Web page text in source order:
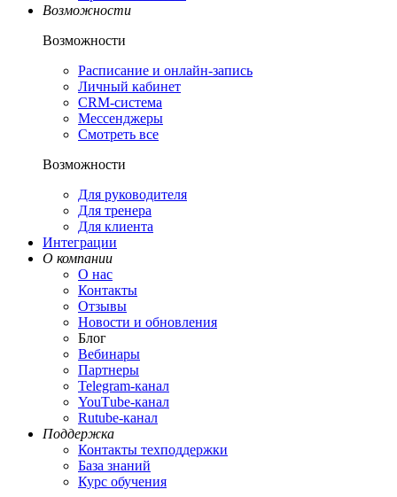
Возможности
Возможности
Расписание и онлайн-запись
Личный кабинет
CRM-система
Мессенджеры
Смотреть все
Возможности
Для руководителя
Для тренера
Для клиента
Интеграции
О компании
О нас
Контакты
Отзывы
Новости и обновления
Блог
Вебинары
Партнеры
Теlegram-канал
YouТube-канал
Rutube-канал
Поддержка
Контакты техподдержки
База знаний
Курс обучения